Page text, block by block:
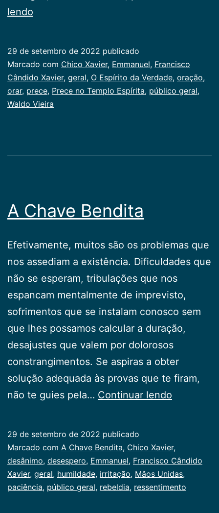
lendo
Espírita
29 de setembro de 2022 publicado
Categorizado
como
Publicogeral
Marcado com Chico Xavier, Emmanuel, Francisco
Cândido Xavier, geral, O Espírito da Verdade, oração,
orar, prece, Prece no Templo Espírita, público geral,
Waldo Vieira
A Chave Bendita
Efetivamente, muitos são os problemas que
nos assediam a existência. Dificuldades que
não se esperam, tribulações que nos
espancam mentalmente de imprevisto,
sofrimentos que se instalam conosco sem
que lhes possamos calcular a duração,
desajustes que valem por dolorosos
constrangimentos. Se aspiras a obter
solução adequada às provas que te firam,
não te guies pela… Continuar lendo
29 de setembro de 2022 publicado
Categorizado
como
Publicogeral
Marcado com A Chave Bendita, Chico Xavier,
desânimo, desespero, Emmanuel, Francisco Cândido
Xavier, geral, humildade, irritação, Mãos Unidas,
paciência, público geral, rebeldia, ressentimento